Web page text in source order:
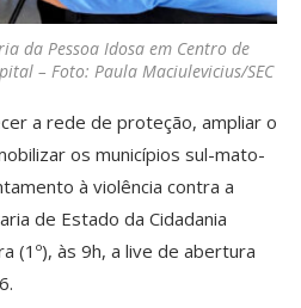
da Pessoa Idosa em Centro de
– Foto: Paula Maciulevicius/SEC
a rede de proteção, ampliar o
os municípios sul-mato-
à violência contra a
de Estado da Cidadania
(1º), às 9h, a live de abertura